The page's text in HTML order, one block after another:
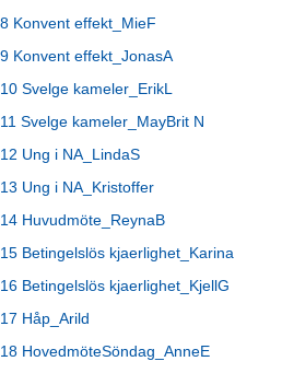
8 Konvent effekt_MieF
9 Konvent effekt_JonasA
10 Svelge kameler_ErikL
11 Svelge kameler_MayBrit N
12 Ung i NA_LindaS
13 Ung i NA_Kristoffer
14 Huvudmöte_ReynaB
15 Betingelslös kjaerlighet_Karina
16 Betingelslös kjaerlighet_KjellG
17 Håp_Arild
18 HovedmöteSöndag_AnneE